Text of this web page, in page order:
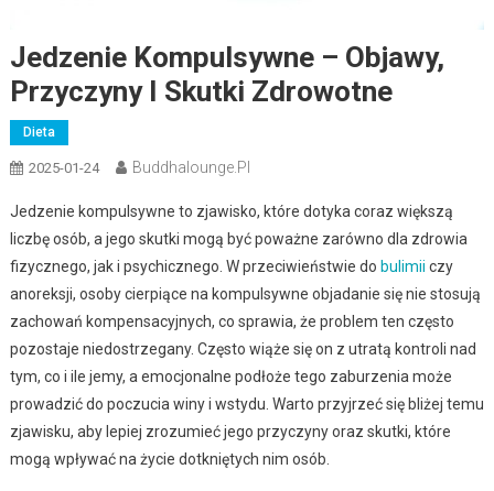
Jedzenie Kompulsywne – Objawy,
Przyczyny I Skutki Zdrowotne
Dieta
2025-01-24 Buddhalounge.pl
Jedzenie kompulsywne to zjawisko, które dotyka coraz większą
liczbę osób, a jego skutki mogą być poważne zarówno dla zdrowia
fizycznego, jak i psychicznego. W przeciwieństwie do bulimii czy
anoreksji, osoby cierpiące na kompulsywne objadanie się nie stosują
zachowań kompensacyjnych, co sprawia, że problem ten często
pozostaje niedostrzegany. Często wiąże się on z utratą kontroli nad
tym, co i ile jemy, a emocjonalne podłoże tego zaburzenia może
prowadzić do poczucia winy i wstydu. Warto przyjrzeć się bliżej temu
zjawisku, aby lepiej zrozumieć jego przyczyny oraz skutki, które
mogą wpływać na życie dotkniętych nim osób.